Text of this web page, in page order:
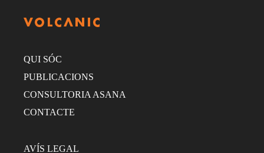
QUI SÓC
PUBLICACIONS
CONSULTORIA ASANA
CONTACTE
AVÍS LEGAL